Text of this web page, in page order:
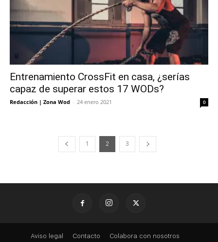
Entrenamiento CrossFit en casa, ¿serías
capaz de superar estos 17 WODs?
Redacción | Zona Wod - 24 enero 2021 0
1 2 3
Aviso legal Contacto
Colabora con nosotros